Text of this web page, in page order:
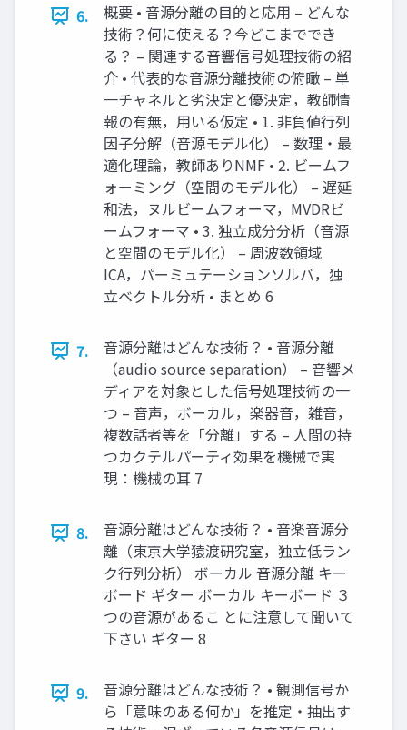
6.
概要 • 音源分離の目的と応用 – どんな
技術？何に使える？今どこまででき
る？ – 関連する音響信号処理技術の紹
介 • 代表的な音源分離技術の俯瞰 – 単
一チャネルと劣決定と優決定，教師情
報の有無，用いる仮定 • 1. 非負値行列
因子分解（音源モデル化） – 数理・最
適化理論，教師ありNMF • 2. ビームフ
ォーミング（空間のモデル化） – 遅延
和法，ヌルビームフォーマ，MVDRビ
ームフォーマ • 3. 独立成分分析（音源
と空間のモデル化） – 周波数領域
ICA，パーミュテーションソルバ，独
立ベクトル分析 • まとめ 6
7.
音源分離はどんな技術？ • 音源分離
（audio source separation） – 音響メ
ディアを対象とした信号処理技術の一
つ – 音声，ボーカル，楽器音，雑音，
複数話者等を「分離」する – 人間の持
つカクテルパーティ効果を機械で実
現：機械の耳 7
8.
音源分離はどんな技術？ • 音楽音源分
離（東京大学猿渡研究室，独立低ラン
ク行列分析） ボーカル 音源分離 キー
ボード ギター ボーカル キーボード ３
つの音源があるこ とに注意して聞いて
下さい ギター 8
9.
音源分離はどんな技術？ • 観測信号か
ら「意味のある何か」を推定・抽出す